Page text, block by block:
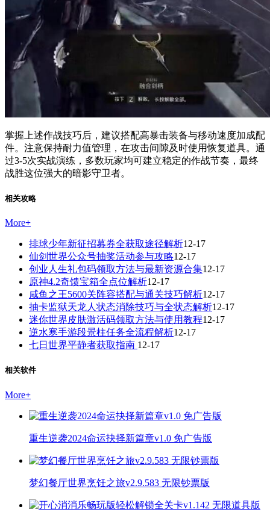
掌握上述作战技巧后，建议搭配高暴击装备与移动速度加成配
件。注意保持耐力值管理，在攻击间隙及时使用恢复道具。通
过3-5次实战演练，多数玩家均可建立稳定的作战节奏，最终
战胜这位强大的暗影守卫者。
相关攻略
More+
排球少年新征招募券全获取途径解析12-17
仙剑世界公众号抽奖活动参与攻略12-17
创业人生礼包码领取方法与最新资源合集12-17
原神4.2奇馈宝箱全点位解析12-17
咸鱼之王5600关阵容搭配与通关技巧解析12-17
抽卡监狱天龙人状态消除技巧与全状态解析12-17
迷你世界皮肤激活码领取方法与使用教程12-17
逆水寒手游段景柱任务全流程解析12-17
七日世界平静者获取指南 12-17
相关软件
More+
重生逆袭2024命运抉择新篇章v1.0 免广告版
梦幻餐厅世界烹饪之旅v2.9.583 无限钞票版